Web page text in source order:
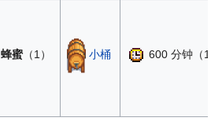
蜂蜜（1） 小桶 600 分钟（